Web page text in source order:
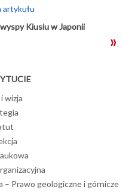
Kiusiu w Japonii
wizja
– Prawo geologiczne i górnicze